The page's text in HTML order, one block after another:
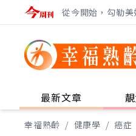
從今開始，勾勒
最新文章
幸福熟齡 / 健康學 / 癌症